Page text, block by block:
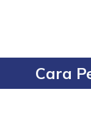
Cara